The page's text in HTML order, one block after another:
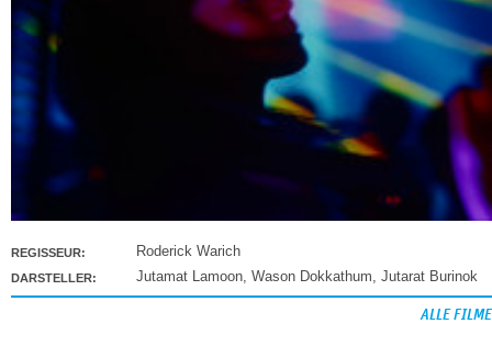
REGISSEUR: Roderick Warich
DARSTELLER: Jutamat Lamoon, Wason Dokkathum, Jutarat Burinok
ALLE FILME